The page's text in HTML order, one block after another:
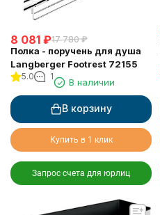
8 081 ₽17 780 ₽
Полка - поручень для душа
Langberger Footrest 72155
5.0 1
В наличии
В корзину
Купить в 1 клик
Запрос счета для юрлиц